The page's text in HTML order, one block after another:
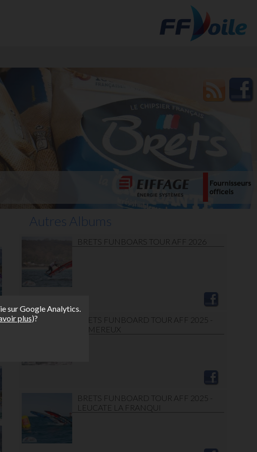
le goût des
Autres Albums
BRETS FUNBOARS TOUR AFF 2026
BRETS FUNBOARD TOUR AFF 2025 -
WIMEREUX
BRETS FUNBOARD TOUR AFF 2025 -
LEUCATE LA FRANQUI
sur Google Analytics.
plus)?